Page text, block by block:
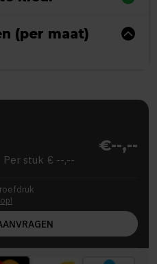
(per maat)
€--,--
Per stuk € --,--